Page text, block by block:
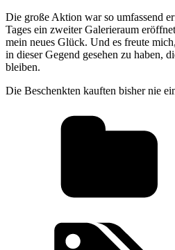
Die große Aktion war so umfassend
Tages ein zweiter Galerieraum
mein neues Glück. Und es freute
in dieser Gegend gesehen zu haben,
bleiben.
Die Beschenkten kauften bisher nie